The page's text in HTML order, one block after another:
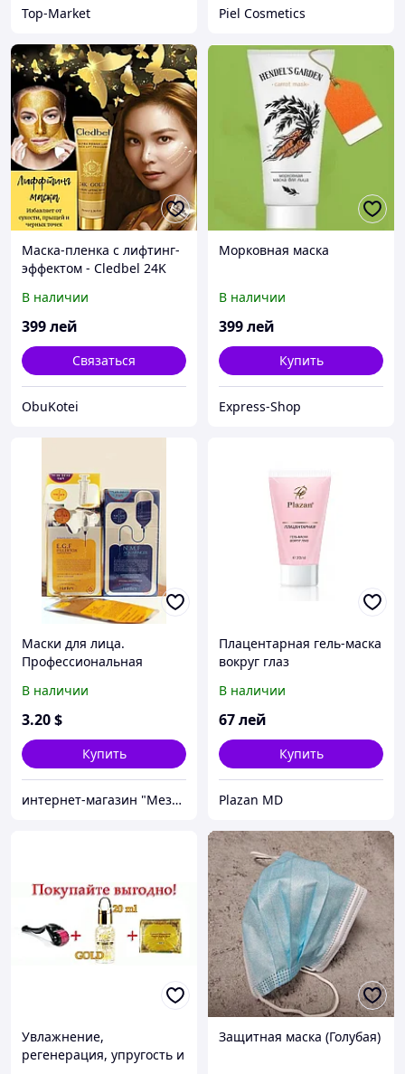
Top-Market Piel Cosmetics
Маска-пленка с лифтинг-
эффектом - Cledbel 24K
В наличии
399лей
Связаться
ObuKotei
Морковная маска
В наличии
399лей
Купить
Express-Shop
Маски для лица.
Профессиональная
В наличии
3.20$
Купить
интернет-магазин "Мезороллер"
Плацентарная гель-маска
вокруг глаз
В наличии
67лей
Купить
Plazan MD
Увлажнение,
регенерация, упругость и
Защитная маска (Голубая)